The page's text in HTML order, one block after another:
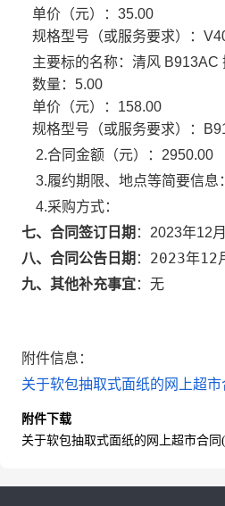
单价（元）： 35.00
规格型号（或服务要求）：
主要标的名称： 清风 B913AC
数量： 5.00
单价（元）： 158.00
规格型号（或服务要求）：
2.合同金额（元）： 2950.00
3.履约期限、地点等简要信息
4.采购方式：
七、合同签订日期 ： 2023年12
八、合同公告日期 ： 2023年12
九、其他补充事宜： 无
附件信息：
关于软包抽取式面纸的网上超
附件下载
关于软包抽取式面纸的网上超市合同